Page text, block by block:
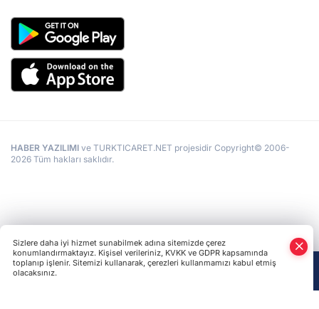
HABER YAZILIMI ve TURKTICARET.NET projesidir Copyright© 2006-
2026 Tüm hakları saklıdır.
Sizlere daha iyi hizmet sunabilmek adına sitemizde çerez
konumlandırmaktayız. Kişisel verileriniz, KVKK ve GDPR kapsamında
toplanıp işlenir. Sitemizi kullanarak, çerezleri kullanmamızı kabul etmiş
olacaksınız.